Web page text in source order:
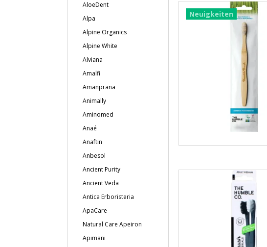
AloeDent
Alpa
Alpine Organics
Alpine White
Alviana
Amalfi
Amanprana
Animally
Aminomed
Anaé
Anaftin
Anbesol
Ancient Purity
Ancient Veda
Antica Erboristeria
ApaCare
Natural Care Apeiron
Apimani
Neuigkeiten